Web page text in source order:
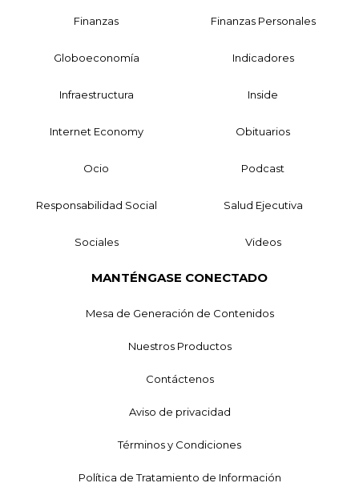
Finanzas Finanzas Personales
Globoeconomía Indicadores
Infraestructura Inside
Internet Economy Obituarios
Ocio Podcast
Responsabilidad Social Salud Ejecutiva
Sociales Videos
MANTÉNGASE CONECTADO
Mesa de Generación de Contenidos
Nuestros Productos
Contáctenos
Aviso de privacidad
Términos y Condiciones
Política de Tratamiento de Información